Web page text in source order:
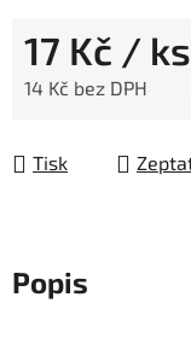
17 Kč / ks
14 Kč bez DPH
Tisk
Popis